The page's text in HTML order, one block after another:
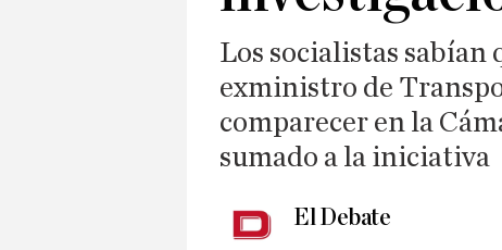
Los socialistas sabían
exministro de
comparecer en la
sumado a la iniciativa
El Debate